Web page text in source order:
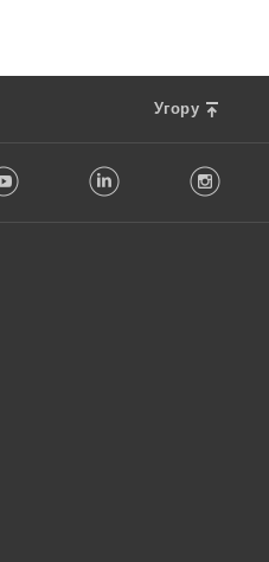
Угору
Youtube LinkedIn